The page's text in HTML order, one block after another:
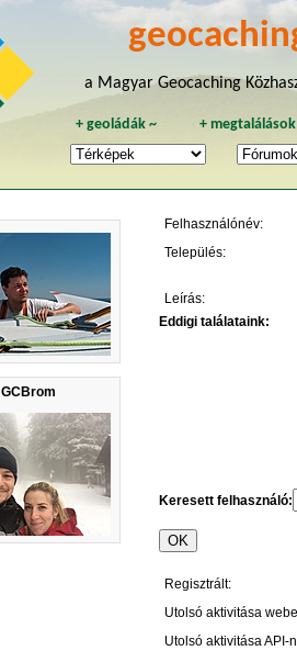
a Magyar Geocaching
+geoládák ~ + megtalálások
GCBrom
Felhasználónév:
Település:
Leírás:
Eddigi találataink:
Keresett felhasználó:
Regisztrált:
Utolsó aktivitása
Utolsó aktivitása API-